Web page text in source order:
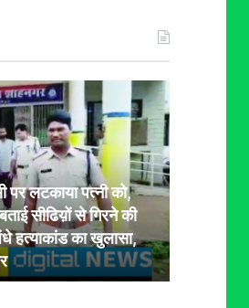
पर लटकाया पत्नी को,
सीढिय़ों से गिरने की
हत्याकांड का खुलासा,